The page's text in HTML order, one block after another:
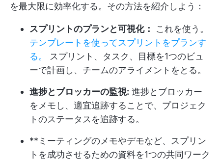
を最大限に効率化する。その方法を紹介しよう：
スプリントのプランと可視化：
これを使う。
テンプレートを使ってスプリントをプランす
る。
スプリント、タスク、目標を1つのビュ
ーで計画し、チームのアライメントをとる。
進捗とブロッカーの監視: 進捗とブロッカー
をメモし、適宜追跡することで、プロジェク
トのステータスを追跡する。
**ミーティングのメモやデモなど、スプリン
トを成功させるための資料を1つの共同ワーク